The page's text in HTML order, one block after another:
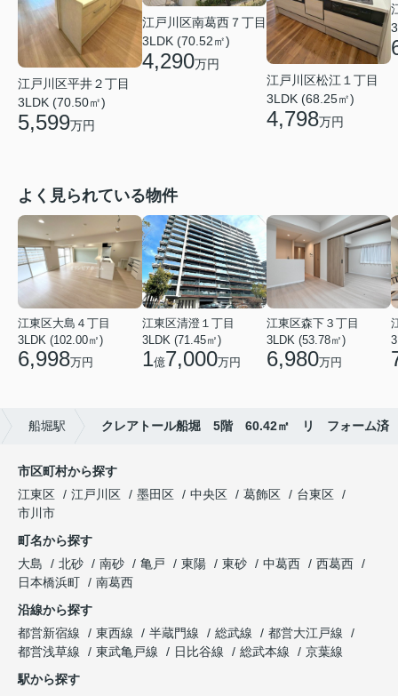
江戸川区平井２丁目
3LDK (70.50㎡)
5,599万円
江戸川区南葛西７丁目
3LDK (70.52㎡)
4,290万円
江戸川区松江１丁目
3LDK (68.25㎡)
4,798万円
よく見られている物件
江東区大島４丁目
3LDK (102.00㎡)
6,998万円
江東区清澄１丁目
3LDK (71.45㎡)
1億7,000万円
江東区森下３丁目
3LDK (53.78㎡)
6,980万円
船堀駅 クレアトール船堀 5階 60.42㎡ リ フォーム済
市区町村から探す
江東区
江戸川区 墨田区 中央区 葛飾区
台東区
市川市
町名から探す
大島
北砂 南砂 亀戸 東陽 東砂 中葛西
西葛西
日本橋浜町
南葛西
沿線から探す
都営新宿線
東西線 半蔵門線 総武線
都営大江戸線
都営浅草線
東武亀戸線 日比谷線 総武本線
京葉線
駅から探す